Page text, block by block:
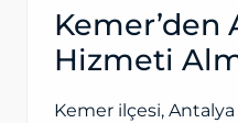
Kemer’den
Hizmeti
Kemer ilçesi, Antalya